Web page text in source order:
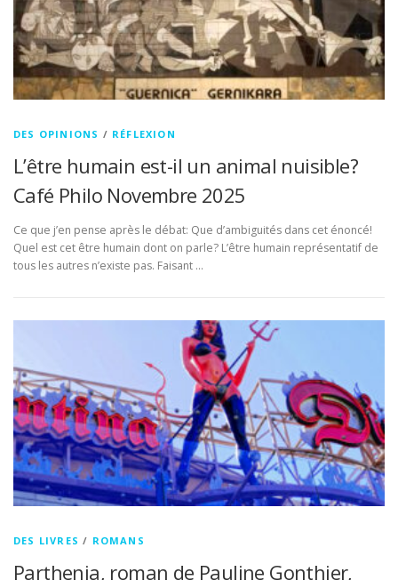
DES OPINIONS / RÉFLEXION
L’être humain est-il un animal nuisible?
Café Philo Novembre 2025
Ce que j’en pense après le débat: Que d’ambiguités dans cet énoncé!
Quel est cet être humain dont on parle? L’être humain représentatif de
tous les autres n’existe pas. Faisant …
DES LIVRES / ROMANS
Parthenia, roman de Pauline Gonthier,